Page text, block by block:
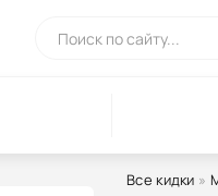
Все кидки »